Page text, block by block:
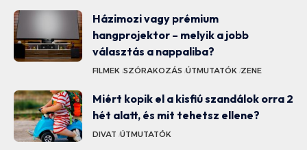
Házimozi vagy prémium
hangprojektor – melyik a jobb
választás a nappaliba?
FILMEK SZÓRAKOZÁS ÚTMUTATÓK ZENE
Miért kopik el a kisfiú szandálok orra 2
hét alatt, és mit tehetsz ellene?
DIVAT ÚTMUTATÓK